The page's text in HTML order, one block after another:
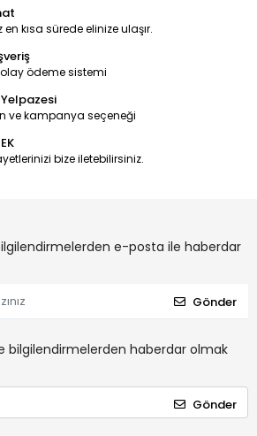
kısa sürede elinize ulaşır.
ödeme sistemi
ve kampanya seçeneği
bize iletebilirsiniz.
e-posta ile haberdar
Gönder
bilgilendirmelerden haberdar olmak
Gönder